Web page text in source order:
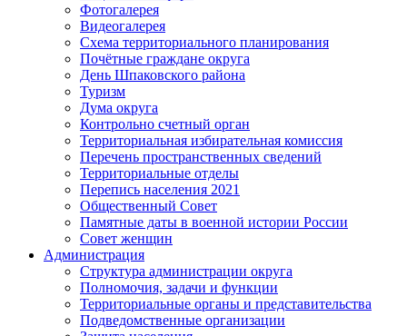
Фотогалерея
Видеогалерея
Схема территориального планирования
Почётные граждане округа
День Шпаковского района
Туризм
Дума округа
Контрольно счетный орган
Территориальная избирательная комиссия
Перечень пространственных сведений
Территориальные отделы
Перепись населения 2021
Общественный Совет
Памятные даты в военной истории России
Совет женщин
Администрация
Структура администрации округа
Полномочия, задачи и функции
Территориальные органы и представительства
Подведомственные организации